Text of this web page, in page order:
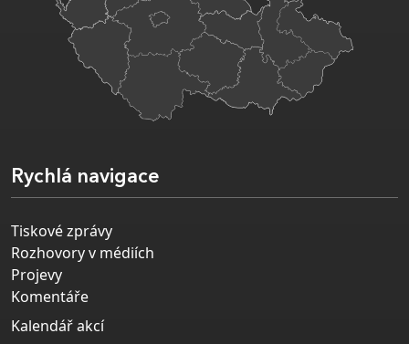
Rychlá navigace
Tiskové zprávy
Rozhovory v médiích
Projevy
Komentáře
Kalendář akcí